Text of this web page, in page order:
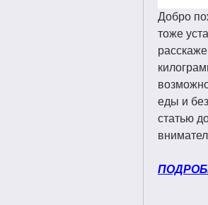
Добро
тоже
еды и
статью